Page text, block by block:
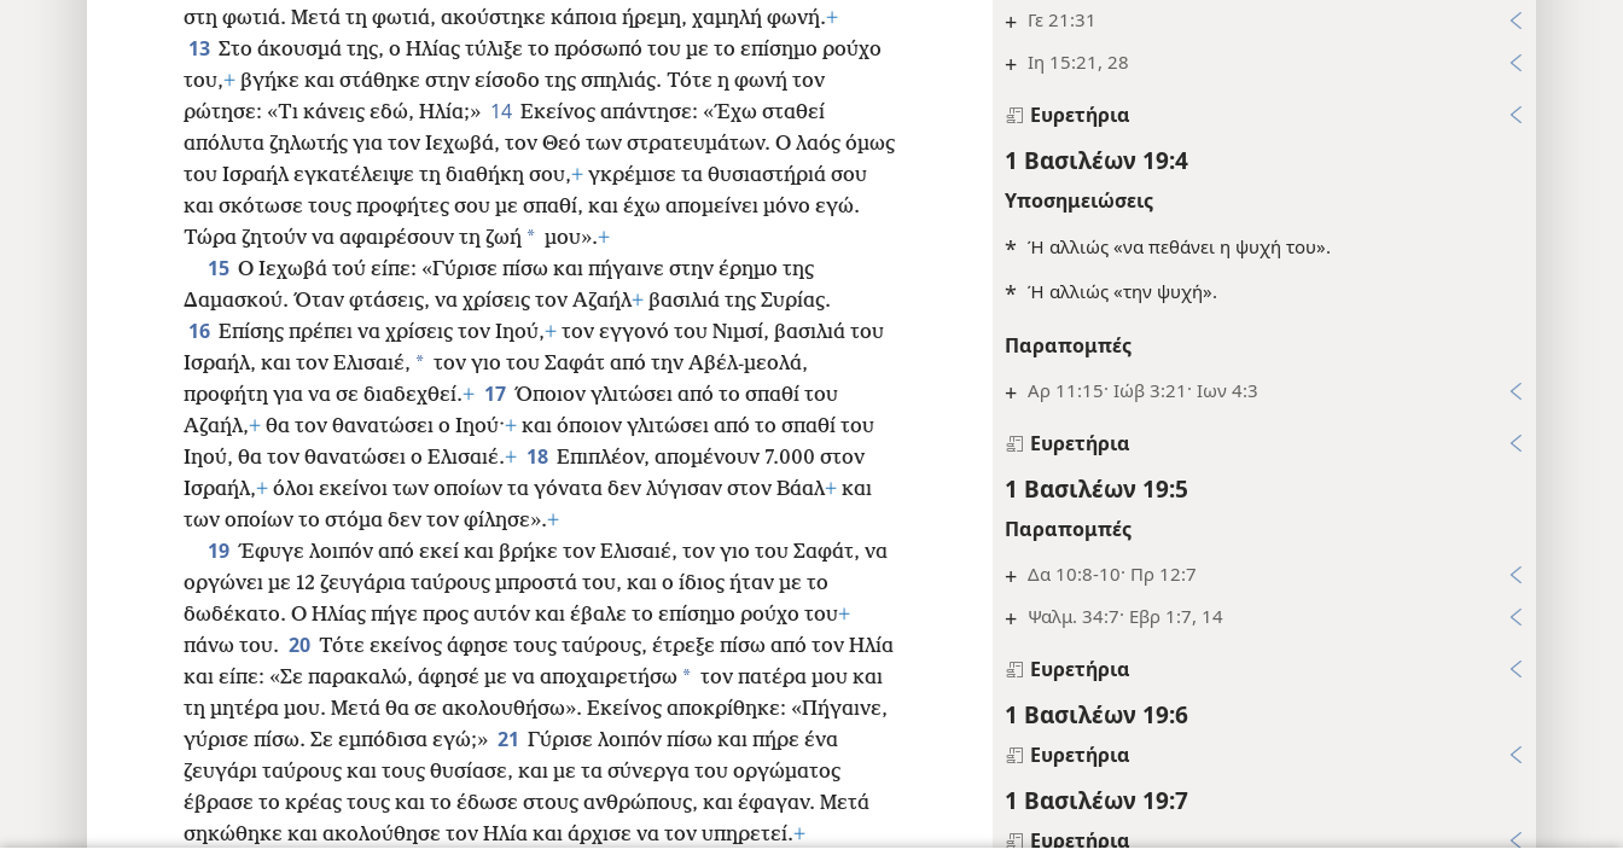
+ Γε 21:31
+ Ιη 15:21, 28
Ευρετήρια
1 Βασιλέων 19:4
Υποσημειώσεις
* Ή αλλιώς «να πεθάνει η ψυχή του».
* Ή αλλιώς «την ψυχή».
Παραπομπές
+ Αρ 11:15· Ιώβ 3:21· Ιων 4:3
Ευρετήρια
1 Βασιλέων 19:5
Παραπομπές
+ Δα 10:8-10· Πρ 12:7
+ Ψαλμ. 34:7· Εβρ 1:7, 14
Ευρετήρια
1 Βασιλέων 19:6
Ευρετήρια
1 Βασιλέων 19:7
Ευρετήρια
στη φωτιά. Μετά τη φωτιά, ακούστηκε κάποια ήρεμη, χαμηλή φωνή.+
13 Στο άκουσμά της, ο Ηλίας τύλιξε το πρόσωπό του με το επίσημο ρούχο
του,+ βγήκε και στάθηκε στην είσοδο της σπηλιάς. Τότε η φωνή τον
ρώτησε: «Τι κάνεις εδώ, Ηλία;» 14 Εκείνος απάντησε: «Έχω σταθεί
απόλυτα ζηλωτής για τον Ιεχωβά, τον Θεό των στρατευμάτων. Ο λαός όμως
του Ισραήλ εγκατέλειψε τη διαθήκη σου,+ γκρέμισε τα θυσιαστήριά σου
και σκότωσε τους προφήτες σου με σπαθί, και έχω απομείνει μόνο εγώ.
Τώρα ζητούν να αφαιρέσουν τη ζωή * μου».+
15 Ο Ιεχωβά τού είπε: «Γύρισε πίσω και πήγαινε στην έρημο της
Δαμασκού. Όταν φτάσεις, να χρίσεις τον Αζαήλ+ βασιλιά της Συρίας.
16 Επίσης πρέπει να χρίσεις τον Ιηού,+ τον εγγονό του Νιμσί, βασιλιά του
Ισραήλ, και τον Ελισαιέ, * τον γιο του Σαφάτ από την Αβέλ-μεολά,
προφήτη για να σε διαδεχθεί.+ 17 Όποιον γλιτώσει από το σπαθί του
Αζαήλ,+ θα τον θανατώσει ο Ιηού·+ και όποιον γλιτώσει από το σπαθί του
Ιηού, θα τον θανατώσει ο Ελισαιέ.+ 18 Επιπλέον, απομένουν 7.000 στον
Ισραήλ,+ όλοι εκείνοι των οποίων τα γόνατα δεν λύγισαν στον Βάαλ+ και
των οποίων το στόμα δεν τον φίλησε».+
19 Έφυγε λοιπόν από εκεί και βρήκε τον Ελισαιέ, τον γιο του Σαφάτ, να
οργώνει με 12 ζευγάρια ταύρους μπροστά του, και ο ίδιος ήταν με το
δωδέκατο. Ο Ηλίας πήγε προς αυτόν και έβαλε το επίσημο ρούχο του+
πάνω του. 20 Τότε εκείνος άφησε τους ταύρους, έτρεξε πίσω από τον Ηλία
και είπε: «Σε παρακαλώ, άφησέ με να αποχαιρετήσω * τον πατέρα μου και
τη μητέρα μου. Μετά θα σε ακολουθήσω». Εκείνος αποκρίθηκε: «Πήγαινε,
γύρισε πίσω. Σε εμπόδισα εγώ;» 21 Γύρισε λοιπόν πίσω και πήρε ένα
ζευγάρι ταύρους και τους θυσίασε, και με τα σύνεργα του οργώματος
έβρασε το κρέας τους και το έδωσε στους ανθρώπους, και έφαγαν. Μετά
σηκώθηκε και ακολούθησε τον Ηλία και άρχισε να τον υπηρετεί.+